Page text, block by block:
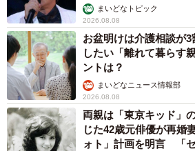
ョンしてみましょう。
・傷病手当金 ＋160000円（標準
分の2）
・社会保険料 －36000円（健康保
険料の自己負担分）
・住民税 －12000円（前年の所
・医療費 －5000円（自立支援医
まいどなトピック
2026.08.08
お盆明けは介護相談が
したい「離れて暮らす
ントは？
まいどなニュース情報部
2026.08.08
両親は「東京キッド」
じた42歳元俳優が再婚
ォト」計画を明言 「